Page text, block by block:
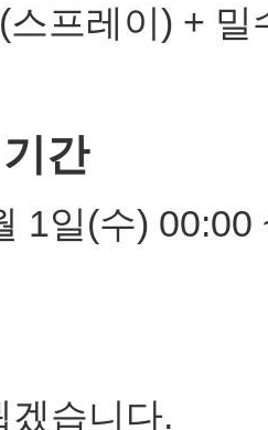
스프레이) +
간
1일(수)
겠습니다.